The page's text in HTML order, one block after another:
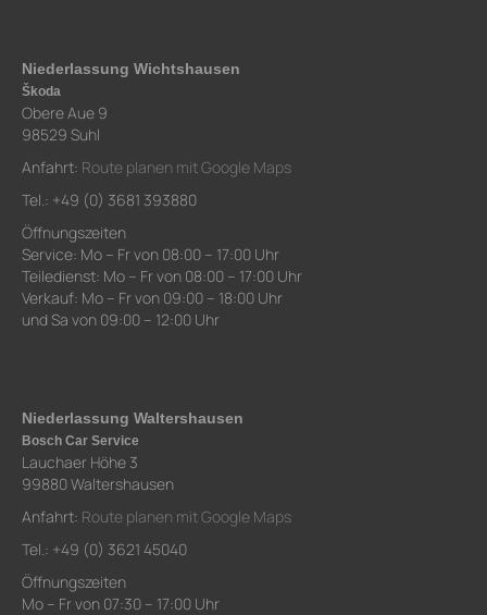
Niederlassung Wichtshausen
Škoda
Obere Aue 9
98529 Suhl
Anfahrt: Route planen mit Google Maps
Tel.: +49 (0) 3681 393880
Öffnungszeiten
Service: Mo – Fr von 08:00 – 17:00 Uhr
Teiledienst: Mo – Fr von 08:00 – 17:00 Uhr
Verkauf: Mo – Fr von 09:00 – 18:00 Uhr
und Sa von 09:00 – 12:00 Uhr
Niederlassung Waltershausen
Bosch Car Service
Lauchaer Höhe 3
99880 Waltershausen
Anfahrt: Route planen mit Google Maps
Tel.: +49 (0) 3621 45040
Öffnungszeiten
Mo – Fr von 07:30 – 17:00 Uhr